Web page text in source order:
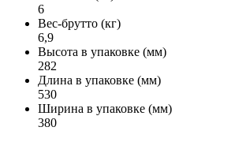
6
Вес-брутто (кг)
6,9
Высота в упаковке (мм)
282
Длина в упаковке (мм)
530
Ширина в упаковке (мм)
380